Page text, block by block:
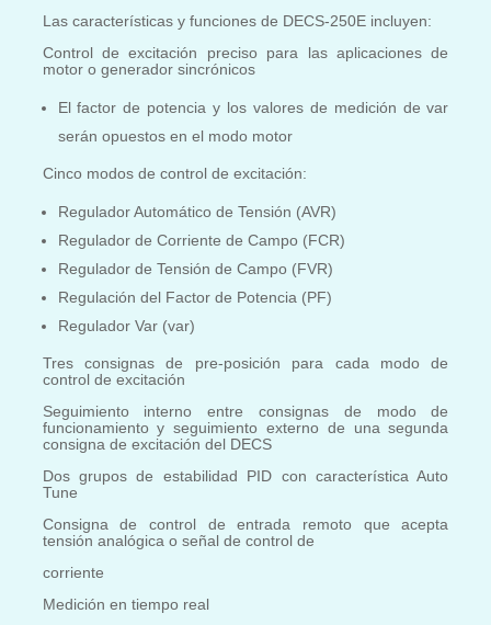
Las características y funciones de DECS-250E incluyen:
Control de excitación preciso para las aplicaciones de
motor o generador sincrónicos
El factor de potencia y los valores de medición de var
serán opuestos en el modo motor
Cinco modos de control de excitación:
Regulador Automático de Tensión (AVR)
Regulador de Corriente de Campo (FCR)
Regulador de Tensión de Campo (FVR)
Regulación del Factor de Potencia (PF)
Regulador Var (var)
Tres consignas de pre-posición para cada modo de
control de excitación
Seguimiento interno entre consignas de modo de
funcionamiento y seguimiento externo de una segunda
consigna de excitación del DECS
Dos grupos de estabilidad PID con característica Auto
Tune
Consigna de control de entrada remoto que acepta
tensión analógica o señal de control de
corriente
Medición en tiempo real